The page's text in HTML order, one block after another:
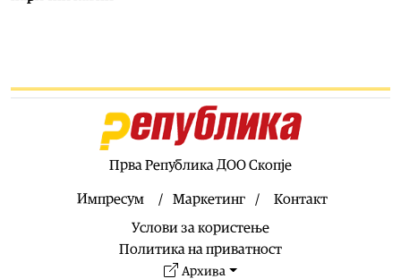
08.08.2026
Иран: Отворањето на Ормутскиот Теснец зависи
вицешампионка во џиу-џицу
Матера – градот од камен кој како феникс се
издигнал од пепелта на срамот, бедата и заборавот
Прва Република ДОО Скопје
Импресум Маркетинг
Контакт
Услови за користење
Политика на приватност
Архива